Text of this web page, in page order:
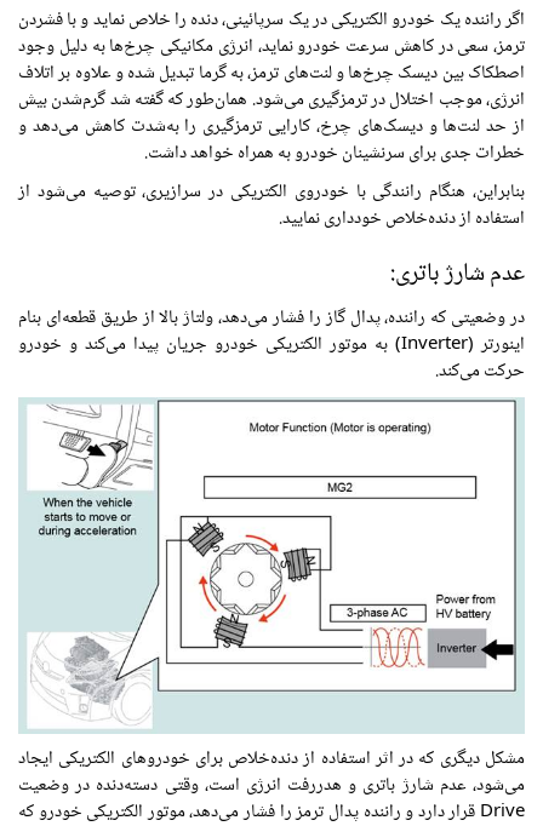
اگر راننده یک خودرو الکتریکی در یک سرپائینی، دنده را خلاص نماید و با فشردن
ترمز، سعی در کاهش سرعت خودرو نماید، انرژی مکانیکی چرخ‌ها به دلیل وجود
اصطکاک بین دیسک چرخ‌ها و لنت‌های ترمز، به گرما تبدیل شده و علاوه بر اتلاف
انرژی، موجب اختلال در ترمزگیری می‌شود. همان‌طور که گفته شد گرم‌شدن بیش
از حد لنت‌ها و دیسک‌های چرخ، کارایی ترمزگیری را به‌شدت کاهش می‌دهد و
خطرات جدی برای سرنشینان خودرو به همراه خواهد داشت.
بنابراین، هنگام رانندگی با خودروی الکتریکی در سرازیری، توصیه می‌شود از
استفاده از دنده‌خلاص خودداری نمایید.
عدم شارژ باتری:
در وضعیتی که راننده، پدال گاز را فشار می‌دهد، ولتاژ بالا از طریق قطعه‌ای بنام
اینورتر (Inverter) به موتور الکتریکی خودرو جریان پیدا می‌کند و خودرو
حرکت می‌کند.
مشکل دیگری که در اثر استفاده از دنده‌خلاص برای خودروهای الکتریکی ایجاد
می‌شود، عدم شارژ باتری و هدررفت انرژی است، وقتی دسته‌دنده در وضعیت
Drive قرار دارد و راننده پدال ترمز را فشار می‌دهد، موتور الکتریکی خودرو که